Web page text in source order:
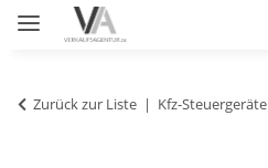
Zurück zur Liste Kfz-Steuergeräte